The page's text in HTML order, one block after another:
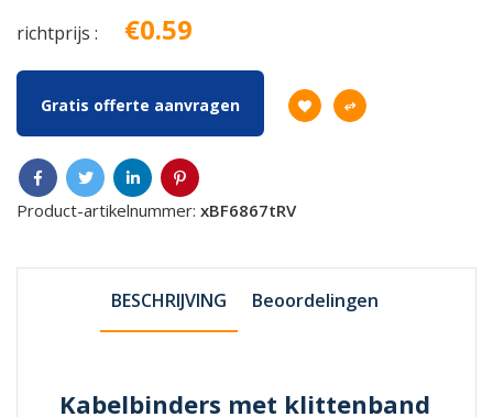
richtprijs : €0.59
Gratis offerte aanvragen
Product-artikelnummer: xBF6867tRV
BESCHRIJVING Beoordelingen
Kabelbinders met klittenband